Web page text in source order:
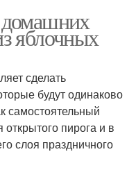
домашних
яблочных
сделать
будут одинаково
самостоятельный
пирога и в
слоя праздничного